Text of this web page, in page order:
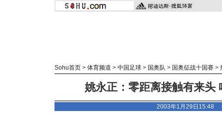
Sohu首页 > 体育频道 > 中国足球 > 国奥队 > 国奥征战十国赛 >
姚永正：零距离接触有来头
2003年1月29日15:48